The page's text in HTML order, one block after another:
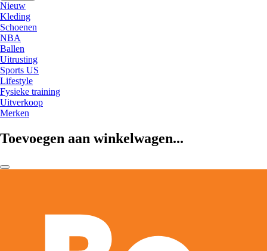
Nieuw
Kleding
Schoenen
NBA
Ballen
Uitrusting
Sports US
Lifestyle
Fysieke training
Uitverkoop
Merken
Toevoegen aan winkelwagen...